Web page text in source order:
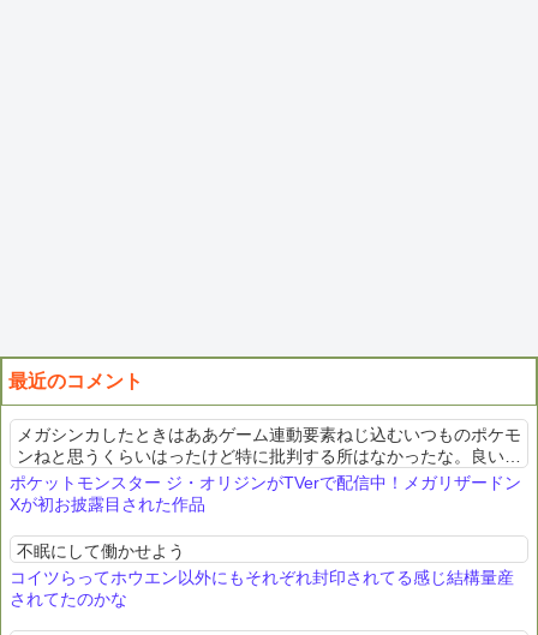
最近のコメント
メガシンカしたときはああゲーム連動要素ねじ込むいつものポケモ
ンねと思うくらいはったけど特に批判する所はなかったな。良いア
ニメ
ポケットモンスター ジ・オリジンがTVerで配信中！メガリザードン
Xが初お披露目された作品
不眠にして働かせよう
コイツらってホウエン以外にもそれぞれ封印されてる感じ結構量産
されてたのかな